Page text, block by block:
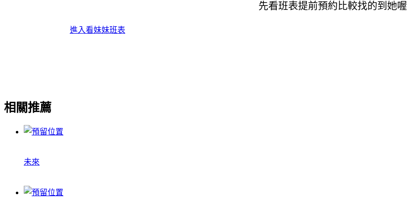
先看班表提前預約比較找的到她喔
進入看妹妹班表
相關推薦
未來